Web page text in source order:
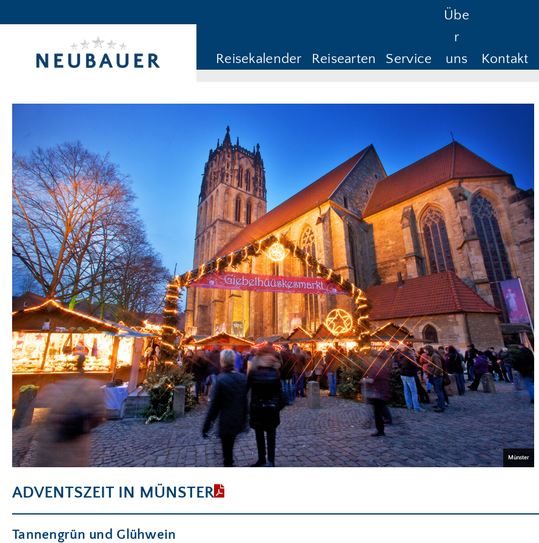
Reisekalender Reisearten Service
Übe
r
uns
Kontakt
Reiseziel/Stichwort
Anreise ab
Münster
ADVENTSZEIT IN MÜNSTER
Tannengrün und Glühwein